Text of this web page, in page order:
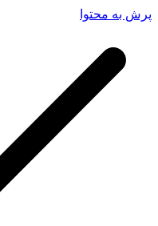
پرش به محتوا